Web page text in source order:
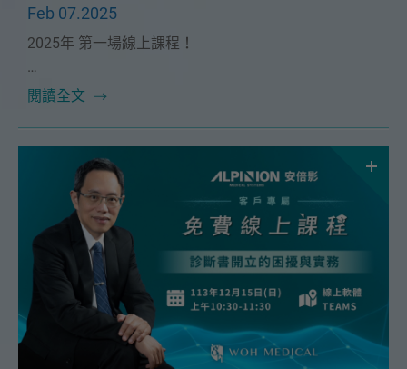
Feb 07.2025
2025年 第一場線上課程！
本次課程很榮幸邀請到🔥翰鼎顧問股份有限公司資深顧
閱讀全文